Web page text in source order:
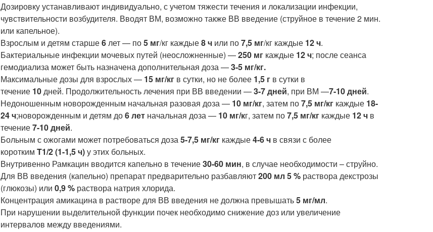
Дозировку устанавливают индивидуально, с учетом тяжести течения и локализации инфекции,
чувствительности возбудителя. Вводят ВМ, возможно также ВВ введение (струйное в течение 2 мин.
или капельное).
Взрослым и детям старше6лет — по5 мг/кг каждые8 ч или по7,5 мг/кг каждые 12 ч.
Бактериальные инфекции мочевых путей (неосложненные) —250 мг каждые 12 ч; после сеанса
гемодиализа может быть назначена дополнительная доза —3-5 мг/кг.
Максимальные дозы для взрослых — 15 мг/кг в сутки, но не более 1,5 г в сутки в
течение 10дней. Продолжительность лечения при ВВ введении —3-7 дней, при ВМ —7-10 дней.
Недоношенным новорожденным начальная разовая доза — 10 мг/кг, затем по7,5 мг/кг каждые 18-
24 ч;новорожденным и детям до6 лет начальная доза — 10 мг/кг, затем по7,5 мг/кг каждые 12 ч в
течение7-10 дней.
Больным с ожогами может потребоваться доза5-7,5 мг/кг каждые4-6 ч в связи с более
коротким T1/2 (1-1,5 ч)у этих больных.
Внутривенно Рамкацин вводится капельно в течение30-60 мин, в случае необходимости – струйно.
Для ВВ введения (капельно) препарат предварительно разбавляют200 мл 5 % раствора декстрозы
(глюкозы) или 0,9 % раствора натрия хлорида.
Концентрация амикацина в растворе для ВВ введения не должна превышать5 мг/мл.
При нарушении выделительной функции почек необходимо снижение доз или увеличение
интервалов между введениями.